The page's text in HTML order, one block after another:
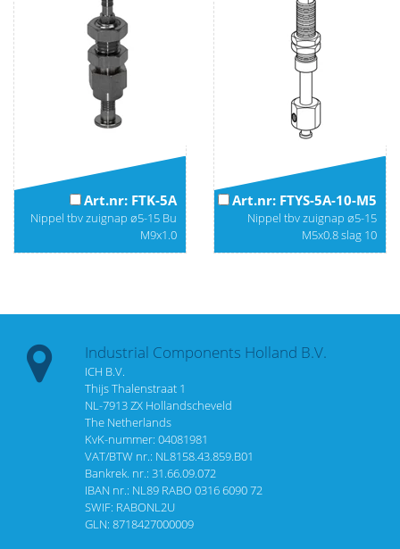
Art.nr: FTK-5A
Nippel tbv zuignap ø5-15 Bu
M9x1.0
Art.nr: FTYS-5A-10-M5
Nippel tbv zuignap ø5-15
M5x0.8 slag 10
Industrial Components Holland B.V.
ICH B.V.
Thijs Thalenstraat 1
NL-7913 ZX Hollandscheveld
The Netherlands
KvK-nummer: 04081981
VAT/BTW nr.: NL8158.43.859.B01
Bankrek. nr.: 31.66.09.072
IBAN nr.: NL89 RABO 0316 6090 72
SWIF: RABONL2U
GLN: 8718427000009